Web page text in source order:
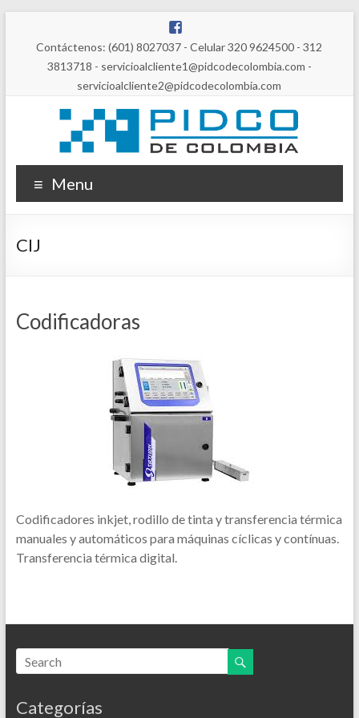
Contáctenos: (601) 8027037 - Celular 320 9624500 - 312
3813718 - servicioalcliente1@pidcodecolombia.com -
servicioalcliente2@pidcodecolombia.com
Menu
CIJ
Codificadoras
Codificadores inkjet, rodillo de tinta y transferencia térmica
manuales y automáticos para máquinas cíclicas y contínuas.
Transferencia térmica digital.
Categorías